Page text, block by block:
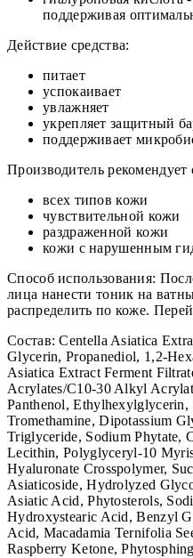
поддерживая
Действие средства:
питает
успокаивает
увлажняет
укрепляет защитный
поддерживает
Производитель рекомендует
всех типов кожи
чувствительной кожи
раздраженной кожи
кожи с нарушенным
Способ использования:
лица нанести тоник на
распределить по коже.
Состав: Centella Asiatica
Glycerin, Propanediol, 1,2-
Asiatica Extract Ferment
Acrylates/C10-30 Alkyl
Panthenol,
Tromethamine, Dipotassium
Triglyceride, Sodium Phytate,
Lecithin, Polyglyceryl-10
Hyaluronate Crosspolymer,
Asiaticoside, Hydrolyzed
Asiatic Acid, Phytosterols,
Hydroxystearic Acid, Benzyl
Acid, Macadamia Ternifolia
Raspberry Ketone,